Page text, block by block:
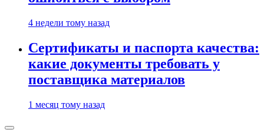
4 недели тому назад
Сертификаты и паспорта качества:
какие документы требовать у
поставщика материалов
1 месяц тому назад